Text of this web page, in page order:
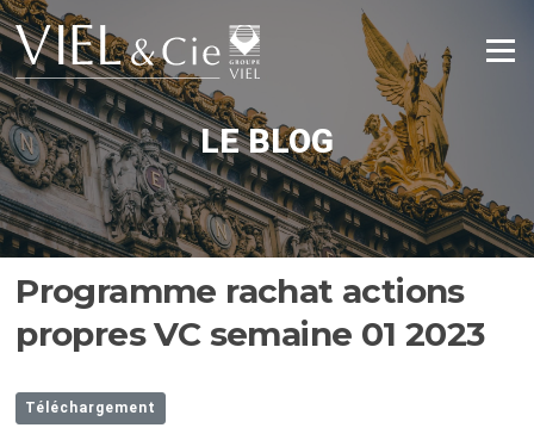
Aller
au
contenu
Menu
LE BLOG
Programme rachat actions
propres VC semaine 01 2023
Téléchargement